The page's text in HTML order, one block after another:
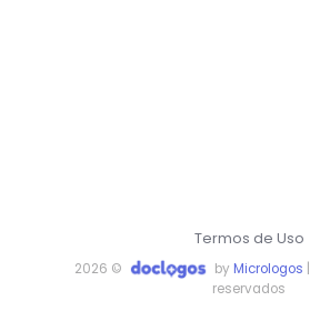
2026 © byMicrologos
reservados
Termos de Uso